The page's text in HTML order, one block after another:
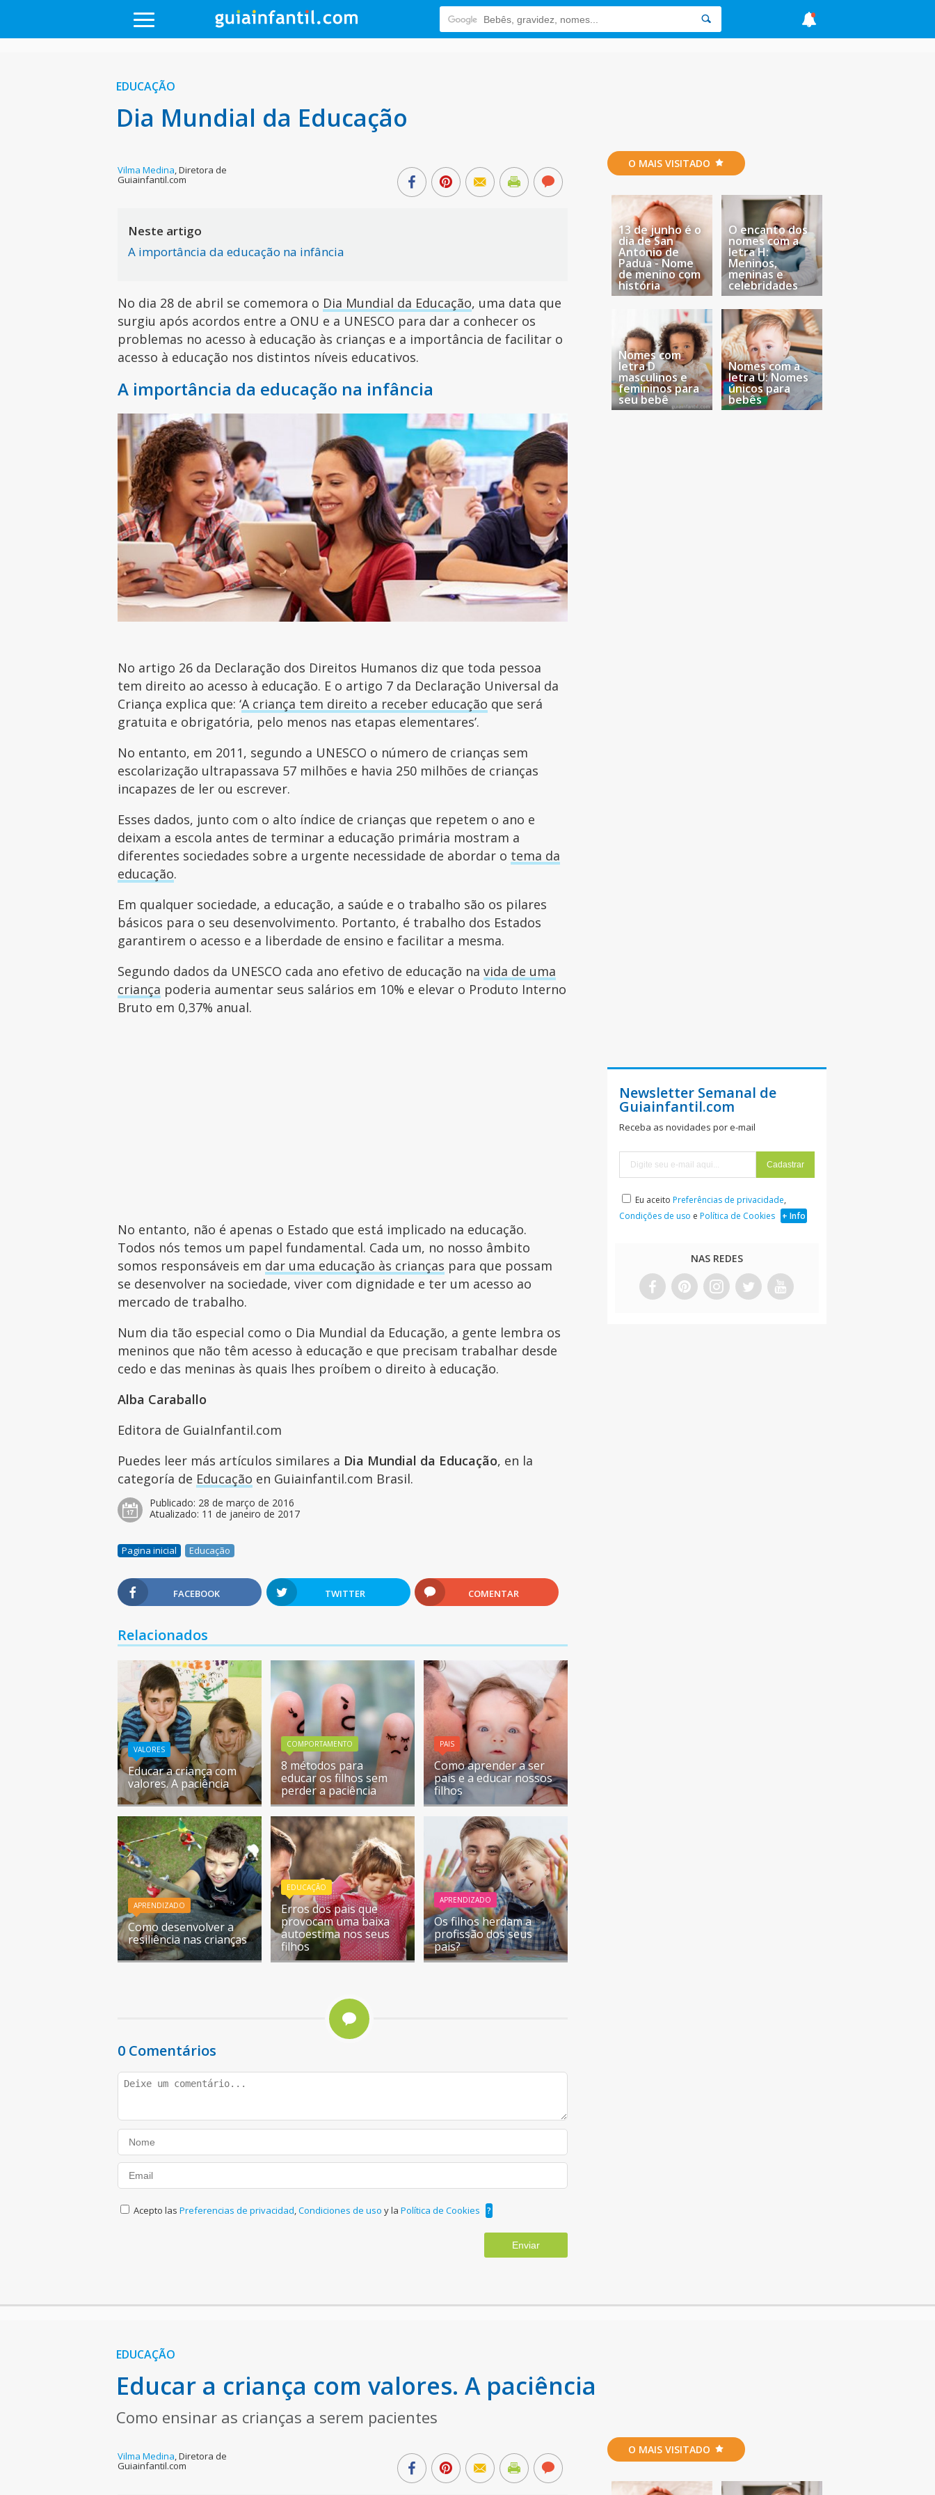
EDUCAÇÃO
Dia Mundial da Educação
Vilma Medina,Diretora de
Guiainfantil.com
Neste artigo
A importância da educação na infância
No dia 28 de abril se comemora o Dia Mundial da Educação, uma data que
surgiu após acordos entre a ONU e a UNESCO para dar a conhecer os
problemas no acesso à educação às crianças e a importância de facilitar o
acesso à educação nos distintos níveis educativos.
A importância da educação na infância
No artigo 26 da Declaração dos Direitos Humanos diz que toda pessoa
tem direito ao acesso à educação. E o artigo 7 da Declaração Universal da
Criança explica que: ‘A criança tem direito a receber educação que será
gratuita e obrigatória, pelo menos nas etapas elementares’.
No entanto, em 2011, segundo a UNESCO o número de crianças sem
escolarização ultrapassava 57 milhões e havia 250 milhões de crianças
incapazes de ler ou escrever.
Esses dados, junto com o alto índice de crianças que repetem o ano e
deixam a escola antes de terminar a educação primária mostram a
diferentes sociedades sobre a urgente necessidade de abordar o tema da
educação.
Em qualquer sociedade, a educação, a saúde e o trabalho são os pilares
básicos para o seu desenvolvimento. Portanto, é trabalho dos Estados
garantirem o acesso e a liberdade de ensino e facilitar a mesma.
Segundo dados da UNESCO cada ano efetivo de educação navida de uma
criança poderia aumentar seus salários em 10% e elevar o Produto Interno
Bruto em 0,37% anual.
No entanto, não é apenas o Estado que está implicado na educação.
Todos nós temos um papel fundamental. Cada um, no nosso âmbito
somos responsáveis em dar uma educação às crianças para que possam
se desenvolver na sociedade, viver com dignidade e ter um acesso ao
mercado de trabalho.
Num dia tão especial como o Dia Mundial da Educação, a gente lembra os
meninos que não têm acesso à educação e que precisam trabalhar desde
cedo e das meninas às quais lhes proíbem o direito à educação.
Alba Caraballo
Editora de GuiaInfantil.com
Puedes leer más artículos similares a Dia Mundial da Educação, en la
categoría de Educação en Guiainfantil.com Brasil.
Publicado: 28 de março de 2016
Atualizado: 11 de janeiro de 2017
Pagina inicial Educação
FACEBOOK TWITTER COMENTAR
Relacionados
VALORES
Educar a criança com
valores. A paciência
COMPORTAMENTO
8 métodos para
educar os filhos sem
perder a paciência
PAIS
Como aprender a ser
pais e a educar nossos
filhos
APRENDIZADO
Como desenvolver a
resiliência nas crianças
EDUCAÇÃO
Erros dos pais que
provocam uma baixa
autoestima nos seus
filhos
APRENDIZADO
Os filhos herdam a
profissão dos seus
pais?
0 Comentários
Acepto lasPreferencias de privacidad ,Condiciones de usoy laPolítica de Cookies ?
Enviar
O MAIS VISITADO
13 de junho é o
dia de San
Antonio de
Padua - Nome
de menino com
história
O encanto dos
nomes com a
letra H:
Meninos,
meninas e
celebridades
Nomes com
letra D
masculinos e
femininos para
seu bebê
Nomes com a
letra U: Nomes
únicos para
bebês
Newsletter Semanal de
Guiainfantil.com
Receba as novidades por e-mail
Eu aceito Preferências de privacidade,
Condições de uso e Política de Cookies + Info
NAS REDES
EDUCAÇÃO
Educar a criança com valores. A paciência
Como ensinar as crianças a serem pacientes
Vilma Medina ,Diretora de
Guiainfantil.com
O MAIS VISITADO